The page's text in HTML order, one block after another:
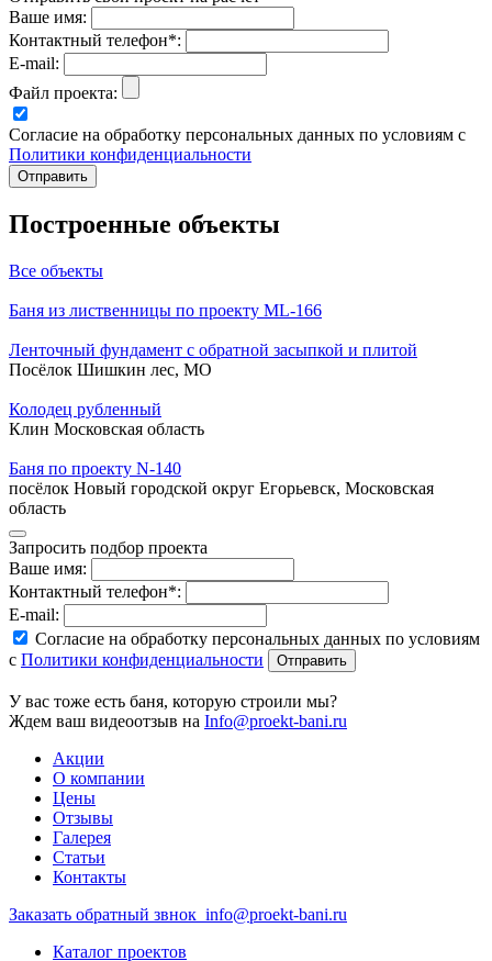
Ваше имя:
Контактный телефон*:
E-mail:
Файл проекта:
Согласие на обработку персональных данных по условиям с
Политики конфиденциальности
Построенные объекты
Все объекты
Баня из лиственницы по проекту ML-166
Ленточный фундамент с обратной засыпкой и плитой
Посёлок Шишкин лес, МО
Колодец рубленный
Клин Московская область
Баня по проекту N-140
посёлок Новый городской округ Егорьевск, Московская
область
Запросить подбор проекта
Ваше имя:
Контактный телефон*:
E-mail:
Согласие на обработку персональных данных по условиям
с Политики конфиденциальности
У вас тоже есть баня, которую строили мы?
Ждем ваш видеоотзыв на Info@proekt-bani.ru
Акции
О компании
Цены
Отзывы
Галерея
Статьи
Контакты
Заказать обратный звнок info@proekt-bani.ru
Каталог проектов